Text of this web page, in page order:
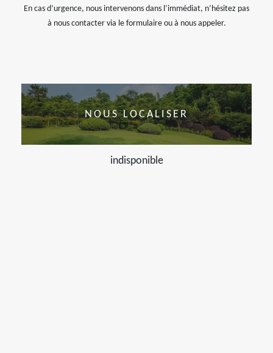
En cas d’urgence, nous intervenons dans l’immédiat, n’hésitez pas
à nous contacter via le formulaire ou à nous appeler.
NOUS LOCALISER
indisponible